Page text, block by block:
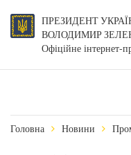
ПРЕЗИДЕНТ
ВОЛОДИМИР
Офіційне інтернет-
Головна Новини